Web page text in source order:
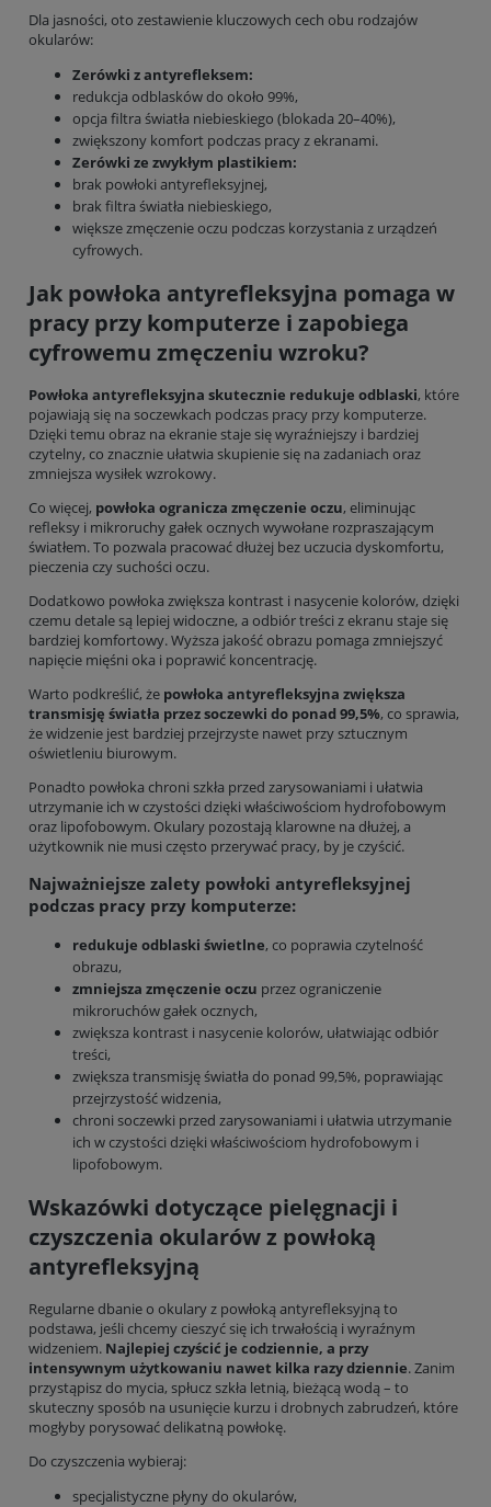
Dla jasności, oto zestawienie kluczowych cech obu rodzajów
okularów:
Zerówki z antyrefleksem:
redukcja odblasków do około 99%,
opcja filtra światła niebieskiego (blokada 20–40%),
zwiększony komfort podczas pracy z ekranami.
Zerówki ze zwykłym plastikiem:
brak powłoki antyrefleksyjnej,
brak filtra światła niebieskiego,
większe zmęczenie oczu podczas korzystania z urządzeń
cyfrowych.
Jak powłoka antyrefleksyjna pomaga w
pracy przy komputerze i zapobiega
cyfrowemu zmęczeniu wzroku?
Powłoka antyrefleksyjna skutecznie redukuje odblaski, które
pojawiają się na soczewkach podczas pracy przy komputerze.
Dzięki temu obraz na ekranie staje się wyraźniejszy i bardziej
czytelny, co znacznie ułatwia skupienie się na zadaniach oraz
zmniejsza wysiłek wzrokowy.
Co więcej, powłoka ogranicza zmęczenie oczu, eliminując
refleksy i mikroruchy gałek ocznych wywołane rozpraszającym
światłem. To pozwala pracować dłużej bez uczucia dyskomfortu,
pieczenia czy suchości oczu.
Dodatkowo powłoka zwiększa kontrast i nasycenie kolorów, dzięki
czemu detale są lepiej widoczne, a odbiór treści z ekranu staje się
bardziej komfortowy. Wyższa jakość obrazu pomaga zmniejszyć
napięcie mięśni oka i poprawić koncentrację.
Warto podkreślić, że powłoka antyrefleksyjna zwiększa
transmisję światła przez soczewki do ponad 99,5%, co sprawia,
że widzenie jest bardziej przejrzyste nawet przy sztucznym
oświetleniu biurowym.
Ponadto powłoka chroni szkła przed zarysowaniami i ułatwia
utrzymanie ich w czystości dzięki właściwościom hydrofobowym
oraz lipofobowym. Okulary pozostają klarowne na dłużej, a
użytkownik nie musi często przerywać pracy, by je czyścić.
Najważniejsze zalety powłoki antyrefleksyjnej
podczas pracy przy komputerze:
redukuje odblaski świetlne, co poprawia czytelność
obrazu,
zmniejsza zmęczenie oczu przez ograniczenie
mikroruchów gałek ocznych,
zwiększa kontrast i nasycenie kolorów, ułatwiając odbiór
treści,
zwiększa transmisję światła do ponad 99,5%, poprawiając
przejrzystość widzenia,
chroni soczewki przed zarysowaniami i ułatwia utrzymanie
ich w czystości dzięki właściwościom hydrofobowym i
lipofobowym.
Wskazówki dotyczące pielęgnacji i
czyszczenia okularów z powłoką
antyrefleksyjną
Regularne dbanie o okulary z powłoką antyrefleksyjną to
podstawa, jeśli chcemy cieszyć się ich trwałością i wyraźnym
widzeniem. Najlepiej czyścić je codziennie, a przy
intensywnym użytkowaniu nawet kilka razy dziennie. Zanim
przystąpisz do mycia, spłucz szkła letnią, bieżącą wodą – to
skuteczny sposób na usunięcie kurzu i drobnych zabrudzeń, które
mogłyby porysować delikatną powłokę.
Do czyszczenia wybieraj:
specjalistyczne płyny do okularów,